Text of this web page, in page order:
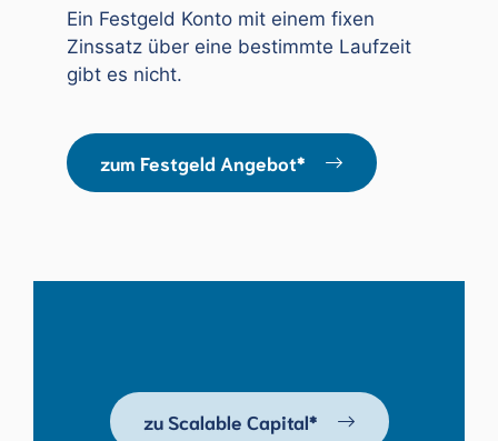
Ein Festgeld Konto mit einem fixen
Zinssatz über eine bestimmte Laufzeit
gibt es nicht.
zum Festgeld Angebot*
zu Scalable Capital*